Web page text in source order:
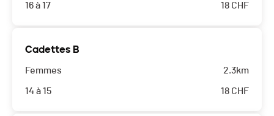
16 à 17 18 CHF
Cadettes B
Femmes
14 à 15
2.3km
18 CHF